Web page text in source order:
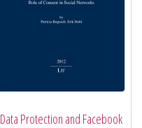
Data Protection and Facebook